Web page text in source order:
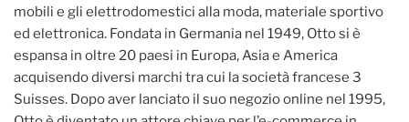
mobili e gli elettrodomestici alla moda, materiale sportivo
ed elettronica. Fondata in Germania nel 1949, Otto si è
espansa in oltre 20 paesi in Europa, Asia e America
acquisendo diversi marchi tra cui la società francese 3
Suisses. Dopo aver lanciato il suo negozio online nel 1995,